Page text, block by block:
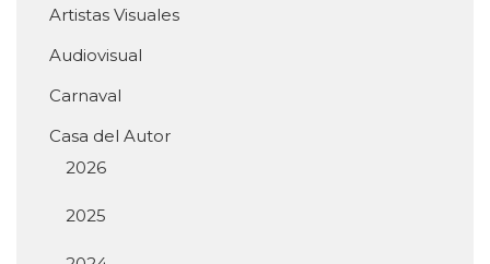
Artistas Visuales
Audiovisual
Carnaval
Casa del Autor
2026
2025